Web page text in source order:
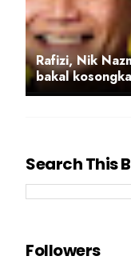
Rafizi, Nik
bakal
Search This
Followers